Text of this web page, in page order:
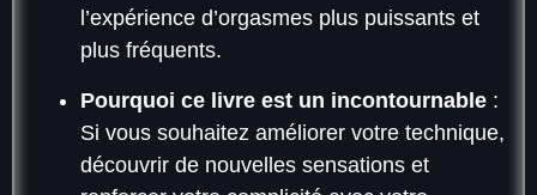
l’expérience d’orgasmes plus puissants et
plus fréquents.
Pourquoi ce livre est un incontournable :
Si vous souhaitez améliorer votre technique,
découvrir de nouvelles sensations et